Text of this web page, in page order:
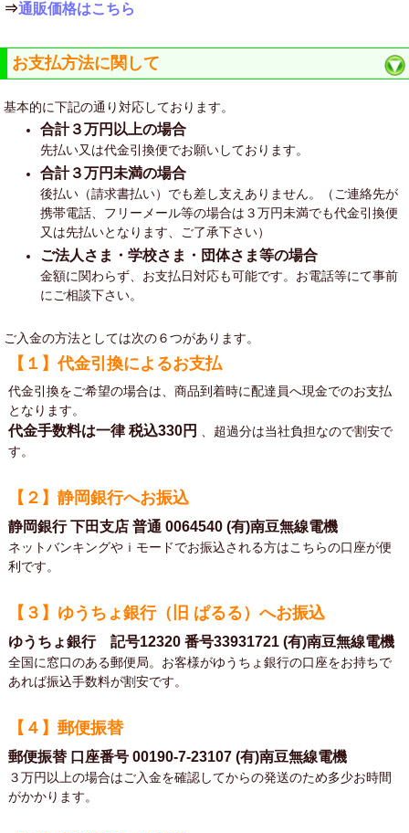
⇒通販価格はこちら
お支払方法に関して
基本的に下記の通り対応しております。
合計３万円以上の場合
先払い又は代金引換便でお願いしております。
合計３万円未満の場合
後払い（請求書払い）でも差し支えありません。（ご連絡先が
携帯電話、フリーメール等の場合は３万円未満でも代金引換便
又は先払いとなります、ご了承下さい）
ご法人さま・学校さま・団体さま等の場合
金額に関わらず、お支払日対応も可能です。お電話等にて事前
にご相談下さい。
ご入金の方法としては次の６つがあります。
【１】代金引換によるお支払
代金引換をご希望の場合は、商品到着時に配達員へ現金でのお支払
となります。
代金手数料は一律税込330円 、超過分は当社負担なので割安で
す。
【２】静岡銀行へお振込
静岡銀行 下田支店 普通 0064540 (有)南豆無線電機
ネットバンキングやｉモードでお振込される方はこちらの口座が便
利です。
【３】ゆうちょ銀行（旧 ぱるる）へお振込
ゆうちょ銀行 記号12320 番号33931721 (有)南豆無線電機
全国に窓口のある郵便局。お客様がゆうちょ銀行の口座をお持ちで
あれば振込手数料が割安です。
【４】郵便振替
郵便振替 口座番号 00190-7-23107 (有)南豆無線電機
３万円以上の場合はご入金を確認してからの発送のため多少お時間
がかかります。